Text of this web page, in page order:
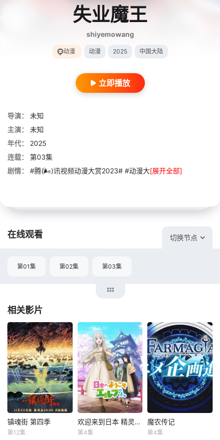
失业魔王
shiyemowang
动漫 动漫 2025 中国大陆
立即播放
导演：
未知
主演：
未知
年代：
2025
连载：
第03集
剧情：
#腾(🌬)讯视频动漫大赏2023# #动漫大[展开全部]
在线观看 切换节点
第01集 第02集 第03集
相关影片
镇魂街 第四季
镇魂街 第四季
第12集
欢迎来到日本 精灵小姐 欢迎来到日本 精灵小姐
第4集
魔农传记
魔农传记
第4集